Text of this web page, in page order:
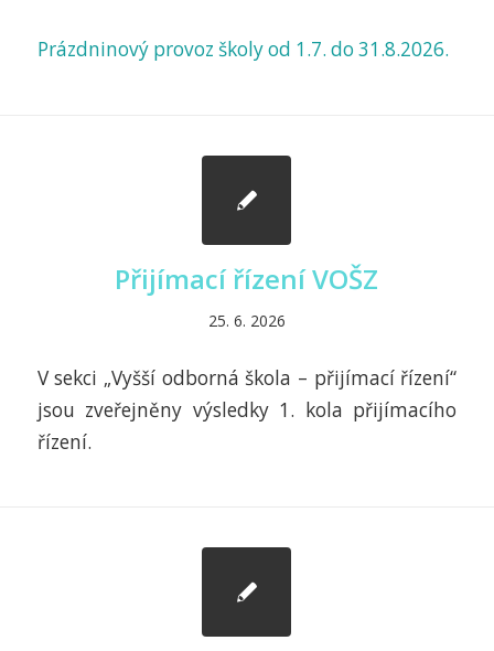
Prázdninový provoz školy od 1.7. do 31.8.2026.
Přijímací řízení VOŠZ
25. 6. 2026
V sekci „Vyšší odborná škola – přijímací řízení“
jsou zveřejněny výsledky 1. kola přijímacího
řízení.